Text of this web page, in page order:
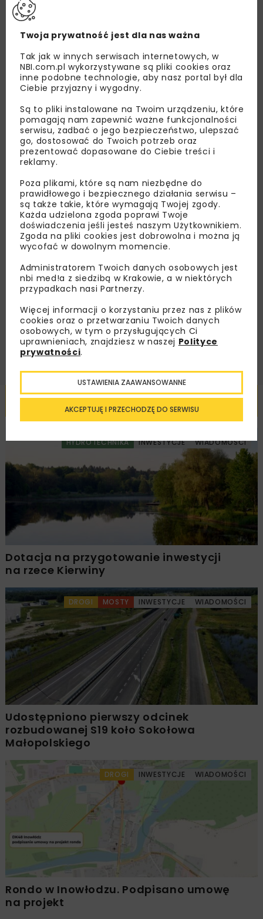
Lubisz wiedzieć więcej?
Zapisz się do newslettera aby otrzymywać od
nas najlepsze informacje branżowe,
zaproszenia na wydarzenia, atrakcyjne oferty i
dedykowane akcje specjalne.
Zapoznałam/em się zPolityką Prywatnościi
Regulaminem oraz wyrażam zgodę na otrzymywanie na
podany przeze mnie adres e-mail korespondencji
ZAPISZ MNIE
Powiązane artykuły
HYDROTECHNIKA INWESTYCJE WIADOMOŚCI
Dotacja na przygotowanie inwestycji
na rzece Kierwiny
DROGI MOSTY INWESTYCJE WIADOMOŚCI
Udostępniono pierwszy odcinek
rozbudowanej S19 koło Sokołowa
Małopolskiego
DROGI INWESTYCJE WIADOMOŚCI
Rondo w Inowłodzu. Podpisano umowę
na projekt
Twoja prywatność jest dla nas ważna
Tak jak w innych serwisach internetowych, w
NBI.com.pl wykorzystywane są pliki cookies oraz
inne podobne technologie, aby nasz portal był dla
Ciebie przyjazny i wygodny.
Są to pliki instalowane na Twoim urządzeniu, które
pomagają nam zapewnić ważne funkcjonalności
serwisu, zadbać o jego bezpieczeństwo, ulepszać
go, dostosować do Twoich potrzeb oraz
prezentować dopasowane do Ciebie treści i
reklamy.
Poza plikami, które są nam niezbędne do
prawidłowego i bezpiecznego działania serwisu –
są także takie, które wymagają Twojej zgody.
Każda udzielona zgoda poprawi Twoje
doświadczenia jeśli jesteś naszym Użytkownikiem.
Zgoda na pliki cookies jest dobrowolna i można ją
wycofać w dowolnym momencie.
Administratorem Twoich danych osobowych jest
nbi med!a z siedzibą w Krakowie, a w niektórych
przypadkach nasi Partnerzy.
Więcej informacji o korzystaniu przez nas z plików
cookies oraz o przetwarzaniu Twoich danych
osobowych, w tym o przysługujących Ci
uprawnieniach, znajdziesz w naszej Polityce
prywatności.
AKCEPTUJĘ I PRZECHODZĘ DO SERWISU
USTAWIENIA ZAAWANSOWANNE